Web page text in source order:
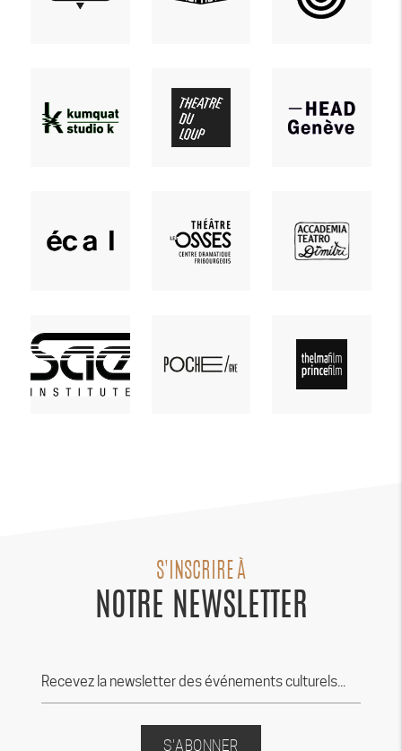
S'INSCRIRE À
NOTRE NEWSLETTER
S'ABONNER